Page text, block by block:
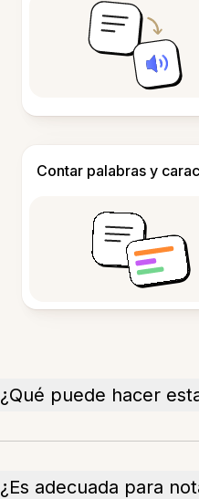
Contar palabras y
¿Qué puede hacer
¿Es adecuada para